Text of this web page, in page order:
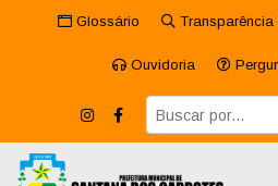
Glossário Transparência
Ouvidoria